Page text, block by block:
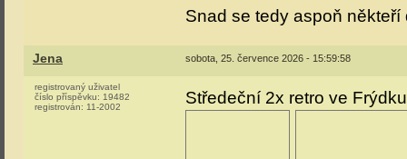
Snad se tedy aspoň někteří
Jena sobota, 25. července 2026 - 15:59:58
registrovaný uživatel
číslo příspěvku: 19482
registrován: 11-2002 Středeční 2x retro ve